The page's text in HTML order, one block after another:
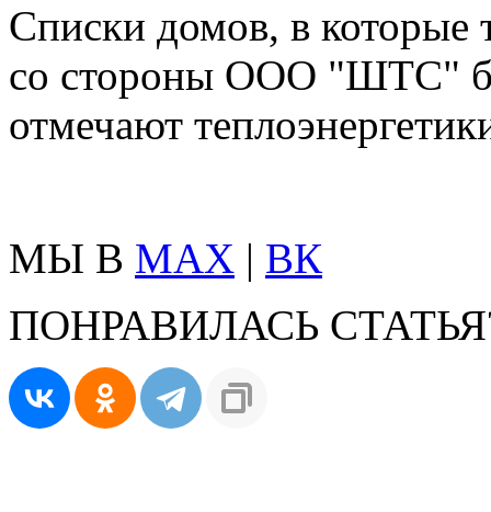
Списки домов, в которые
со стороны ООО "ШТС"
отмечают
МЫ В MAX | ВК
ПОНРАВИЛАСЬ